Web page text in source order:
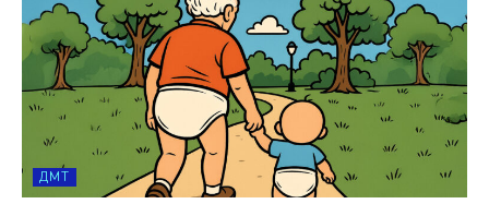
ДМТ